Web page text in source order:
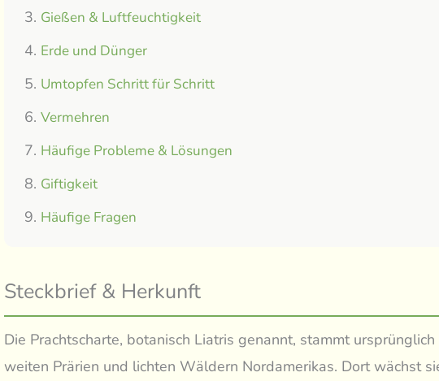
Gießen & Luftfeuchtigkeit
Erde und Dünger
Umtopfen Schritt für Schritt
Vermehren
Häufige Probleme & Lösungen
Giftigkeit
Häufige Fragen
Steckbrief & Herkunft
Die Prachtscharte, botanisch Liatris genannt, stammt
weiten Prärien und lichten Wäldern Nordamerikas. Dort wächst